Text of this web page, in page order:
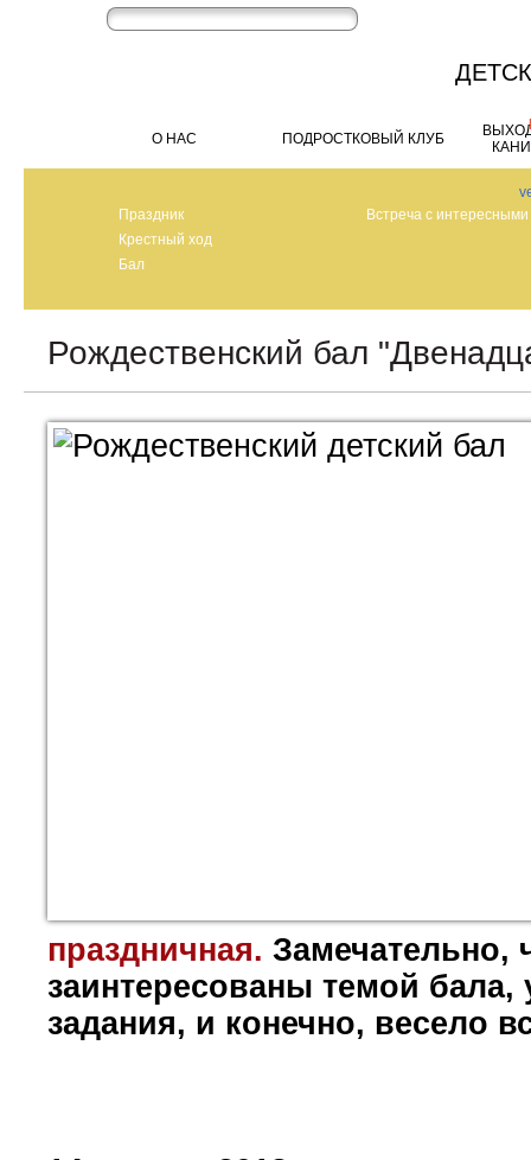
О НАС ПОДРОСТКОВЫЙ КЛУБ
Праздник
Крестный ход
Бал
Встреча с
Рождественский бал
праздничная. Замечательно,
заинтересованы темой
задания, и конечно, весело